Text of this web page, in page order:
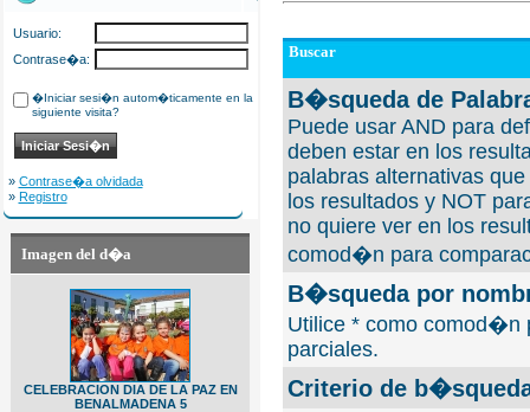
Usuario:
Contrase�a:
�Iniciar sesi�n autom�ticamente en la
siguiente visita?
» Contrase�a olvidada
» Registro
Imagen del d�a
CELEBRACION DIA DE LA PAZ EN
BENALMADENA 5
Buscar
B�squeda de
Puede usar AND para
deben estar en los
palabras alternativas
los resultados y NOT
no quiere ver en los
comod�n para
B�squeda por
Utilice * como comod�n
parciales.
Criterio de